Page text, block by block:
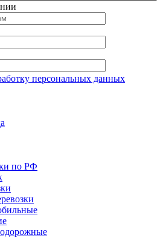
персональных данных
по РФ